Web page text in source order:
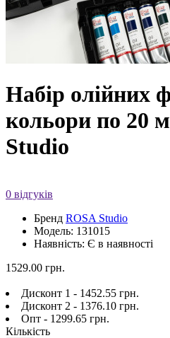
Набір олійних
кольори по 20
Studio
0 відгуків
Бренд ROSA Studio
Модель: 131015
Наявність: Є в наявності
1529.00 грн.
Дисконт 1 - 1452.55 грн.
Дисконт 2 - 1376.10 грн.
Опт - 1299.65 грн.
Кількість